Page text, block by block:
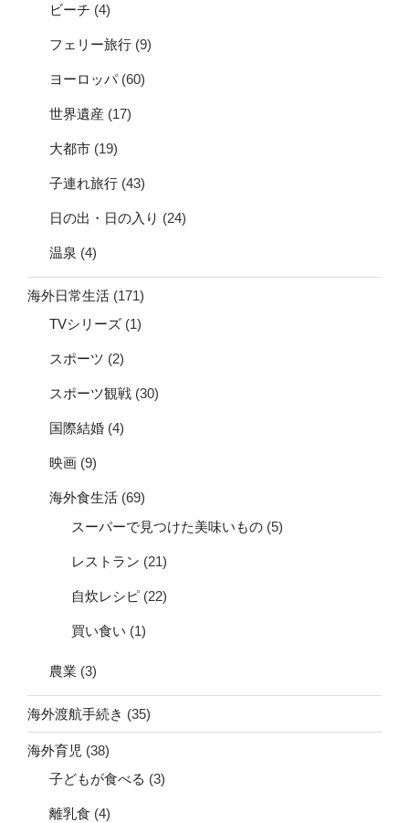
ビーチ (4)
フェリー旅行 (9)
ヨーロッパ(60)
世界遺産 (17)
大都市 (19)
子連れ旅行 (43)
日の出・日の入り (24)
温泉 (4)
海外日常生活 (171)
TVシリーズ (1)
スポーツ (2)
スポーツ観戦 (30)
国際結婚 (4)
映画 (9)
海外食生活 (69)
スーパーで見つけた美味いもの (5)
レストラン (21)
自炊レシピ (22)
買い食い (1)
農業 (3)
海外渡航手続き (35)
海外育児 (38)
子どもが食べる (3)
離乳食 (4)